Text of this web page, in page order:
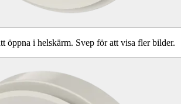
öppna i helskärm. Svep för att visa fler bilder.